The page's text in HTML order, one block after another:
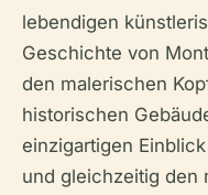
lebendigen
Geschichte von
den malerischen
historischen
einzigartigen
und gleichzeitig den